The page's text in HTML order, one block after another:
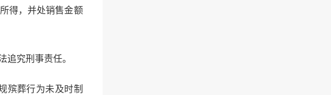
得，并处销售金额
究刑事责任。
殡葬行为未及时制